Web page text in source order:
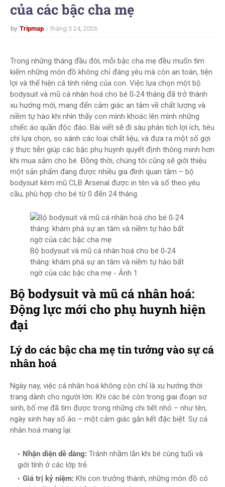
của các bậc cha mẹ
by Tripmap tháng 3 24, 2026
Trong những tháng đầu đời, mỗi bậc cha mẹ đều muốn tìm
kiếm những món đồ không chỉ đáng yêu mà còn an toàn, tiện
lợi và thể hiện cá tính riêng của con. Việc lựa chọn một bộ
bodysuit và mũ cá nhân hoá cho bé 0‑24 tháng đã trở thành
xu hướng mới, mang đến cảm giác an tâm về chất lượng và
niềm tự hào khi nhìn thấy con mình khoác lên mình những
chiếc áo quần độc đáo. Bài viết sẽ đi sâu phân tích lợi ích, tiêu
chí lựa chọn, so sánh các loại chất liệu, và đưa ra một số gợi
ý thực tiễn giúp các bậc phụ huynh quyết định thông minh hơn
khi mua sắm cho bé. Đồng thời, chúng tôi cũng sẽ giới thiệu
một sản phẩm đang được nhiều gia đình quan tâm – bộ
bodysuit kèm mũ CLB Arsenal được in tên và số theo yêu
cầu, phù hợp cho bé từ 0 đến 24 tháng.
Bộ bodysuit và mũ cá nhân hoá cho bé 0‑24
tháng: khám phá sự an tâm và niềm tự hào bất
ngờ của các bậc cha mẹ - Ảnh 1
Bộ bodysuit và mũ cá nhân hoá:
Động lực mới cho phụ huynh hiện
đại
Lý do các bậc cha mẹ tin tưởng vào sự cá
nhân hoá
Ngày nay, việc cá nhân hoá không còn chỉ là xu hướng thời
trang dành cho người lớn. Khi các bé còn trong giai đoạn sơ
sinh, bố mẹ đã tìm được trong những chi tiết nhỏ – như tên,
ngày sinh hay số áo – một cảm giác gắn kết đặc biệt. Sự cá
nhân hoá mang lại:
Nhận diện dễ dàng: Tránh nhầm lẫn khi bé cùng tuổi và
giới tính ở các lớp trẻ.
Giá trị kỷ niệm: Khi con trưởng thành, những món đồ có